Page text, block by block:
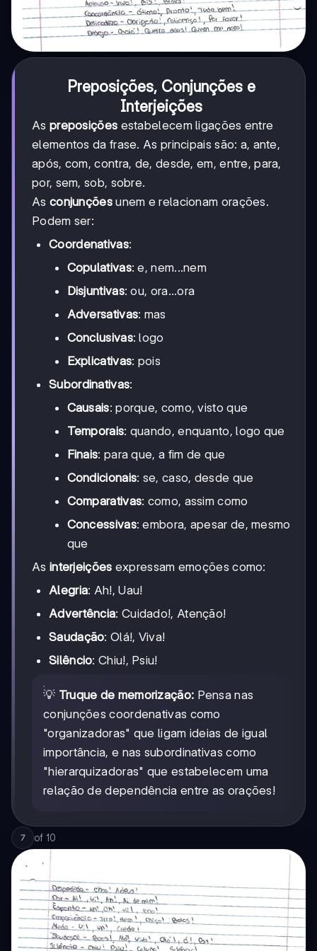
Preposições, Conjunções e
Interjeições
As preposições estabelecem ligações entre
elementos da frase. As principais são: a, ante,
após, com, contra, de, desde, em, entre, para,
por, sem, sob, sobre.
As conjunçõesunem e relacionam orações.
Podem ser:
Coordenativas:
Copulativas: e, nem...nem
Disjuntivas: ou, ora...ora
Adversativas: mas
Conclusivas: logo
Explicativas: pois
Subordinativas:
Causais: porque, como, visto que
Temporais: quando, enquanto, logo que
Finais: para que, a fim de que
Condicionais: se, caso, desde que
Comparativas: como, assim como
Concessivas: embora, apesar de, mesmo
que
As interjeições expressam emoções como:
Alegria: Ah!, Uau!
Advertência: Cuidado!, Atenção!
Saudação: Olá!, Viva!
Silêncio: Chiu!, Psiu!
💡 Truque de memorização: Pensa nas
conjunções coordenativas como
"organizadoras" que ligam ideias de igual
importância, e nas subordinativas como
"hierarquizadoras" que estabelecem uma
relação de dependência entre as orações!
7 of 10